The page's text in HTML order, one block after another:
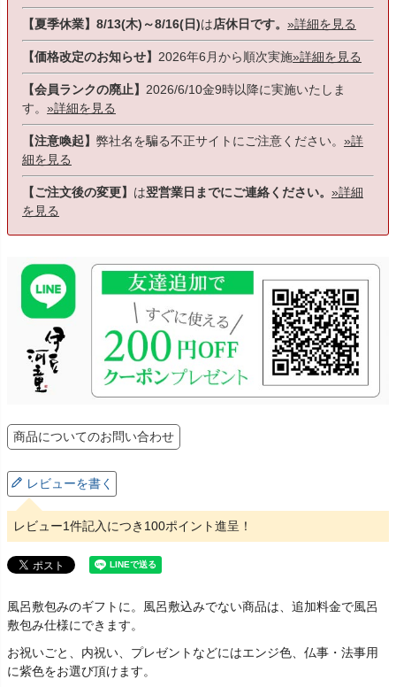
【夏季休業】8/13(木)～8/16(日)は店休日です。 »詳細を見る
【価格改定のお知らせ】 2026年6月から順次実施»詳細を見る
【会員ランクの廃止】 2026/6/10金9時以降に実施いたしま
す。 »詳細を見る
【注意喚起】 弊社名を騙る不正サイトにご注意ください。 »詳
細を見る
【ご注文後の変更】 は翌営業日までにご連絡ください。 »詳細
を見る
商品についてのお問い合わせ
レビューを書く
レビュー1件記入につき100ポイント進呈！
風呂敷包みのギフトに。風呂敷込みでない商品は、追加料金で風呂
敷包み仕様にできます。
お祝いごと、内祝い、プレゼントなどにはエンジ色、仏事・法事用
に紫色をお選び頂けます。